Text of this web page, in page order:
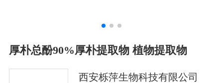
厚朴总酚90%厚朴提取物 植物提取物
西安栎萍生物科技有限公司